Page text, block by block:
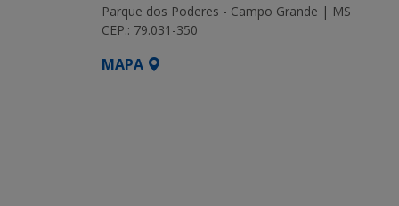
Parque dos Poderes - Campo Grande | MS
CEP.: 79.031-350
MAPA